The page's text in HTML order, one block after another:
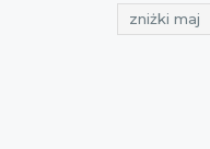
zniżki maj